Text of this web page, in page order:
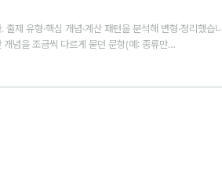
유형·핵심 개념·계산 패턴을 분석해 변형·정리했습니
념을 조금씩 다르게 묻던 문항(예: 종류만…